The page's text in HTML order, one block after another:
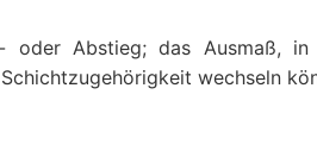
oder Abstieg; das Ausmaß,
wechseln